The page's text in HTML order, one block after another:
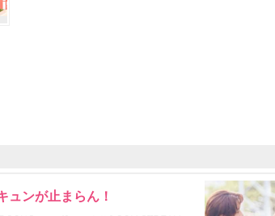
ュンが止まらん！